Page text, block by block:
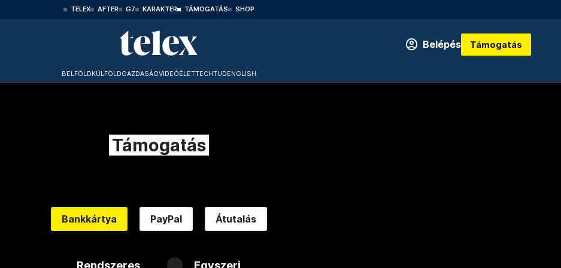
TELEX AFTER G7 KARAKTER TÁMOGATÁS SHOP
Belépés Támogatás
BELFÖLDKÜLFÖLDGAZDASÁGVIDEÓÉLETTECHTUDENGLISH
Támogatás
Bankkártya PayPal Átutalás
Rendszeres Egyszeri